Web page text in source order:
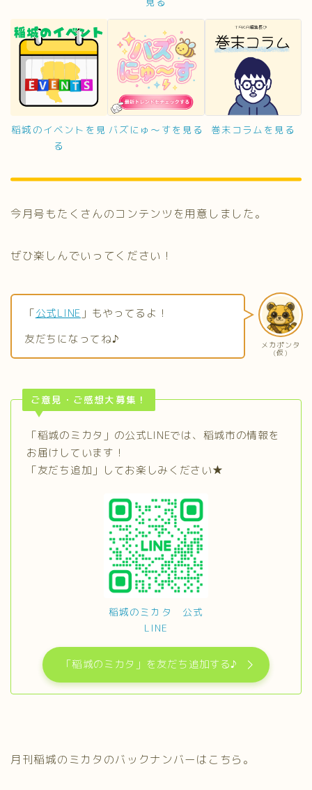
稲城のイベントを見
る
バズにゅ～すを見る 巻末コラムを見る
今月号もたくさんのコンテンツを用意しました。
ぜひ楽しんでいってください！
メカポンタ
(仮)
「公式LINE 」もやってるよ！
友だちになってね♪
ご意見・ご感想大募集！
「稲城のミカタ」の公式LINEでは、稲城市の情報を
お届けしています！
「友だち追加」してお楽しみください★
稲城のミカタ 公式
LINE
「稲城のミカタ」を友だち追加する♪
月刊稲城のミカタのバックナンバーはこちら。